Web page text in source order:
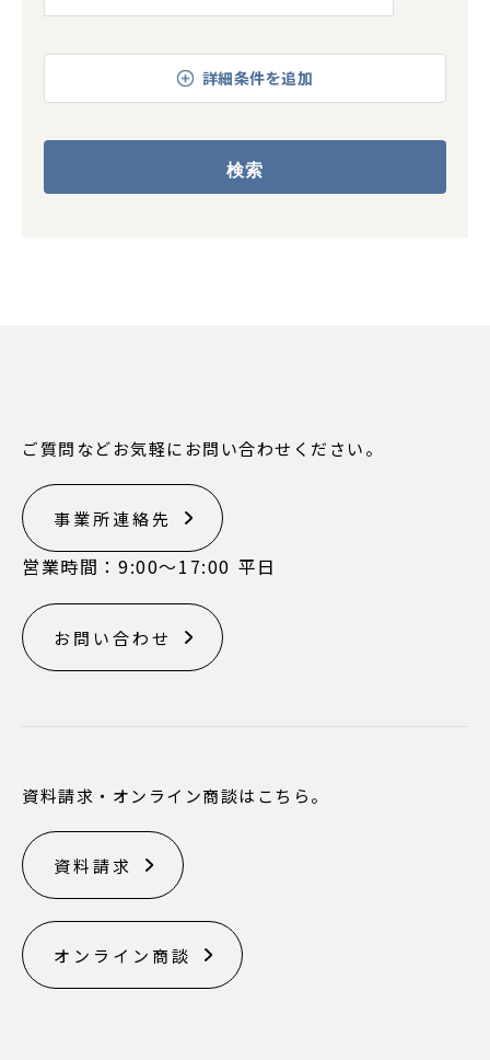
詳細条件を追加
ご質問などお気軽にお問い合わせください。
事業所連絡先
営業時間：9:00〜17:00 平日
お問い合わせ
資料請求・オンライン商談はこちら。
資料請求
オンライン商談